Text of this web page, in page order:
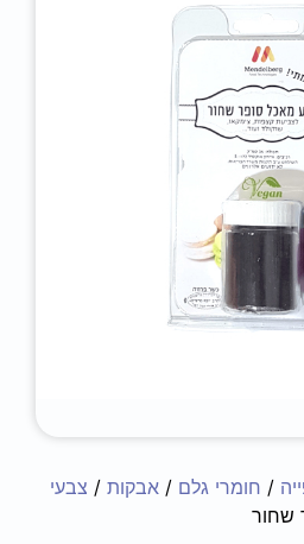
דף חבקים - ספיידרמן (6 יח')
/ חומרי גלם / אבקות / צבעי
שחור